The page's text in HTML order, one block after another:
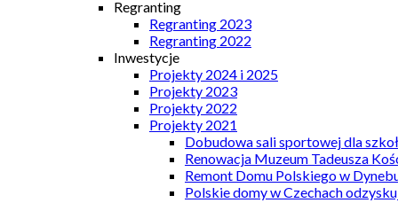
Regranting
Regranting 2023
Regranting 2022
Inwestycje
Projekty 2024 i 2025
Projekty 2023
Projekty 2022
Projekty 2021
Dobudowa sali sportowej dla
Renowacja Muzeum Tadeusza
Remont Domu Polskiego w
Polskie domy w Czechach